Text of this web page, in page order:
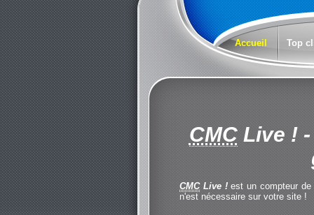
Accueil Top
CMCLive !-
CMCLive !est un compteur de
n'est nécessaire sur votre site !